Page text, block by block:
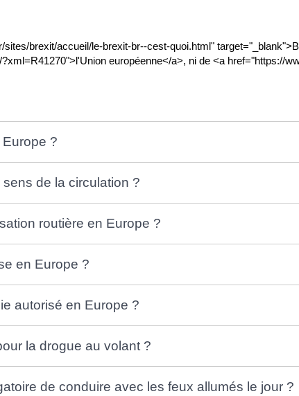
brexit/accueil/le-brexit-br--cest-quoi.html"
européenne</a>, ni de <a href="https://
?
de la circulation ?
routière en Europe ?
en Europe ?
autorisé en Europe ?
la drogue au volant ?
de conduire avec les feux allumés le jour ?